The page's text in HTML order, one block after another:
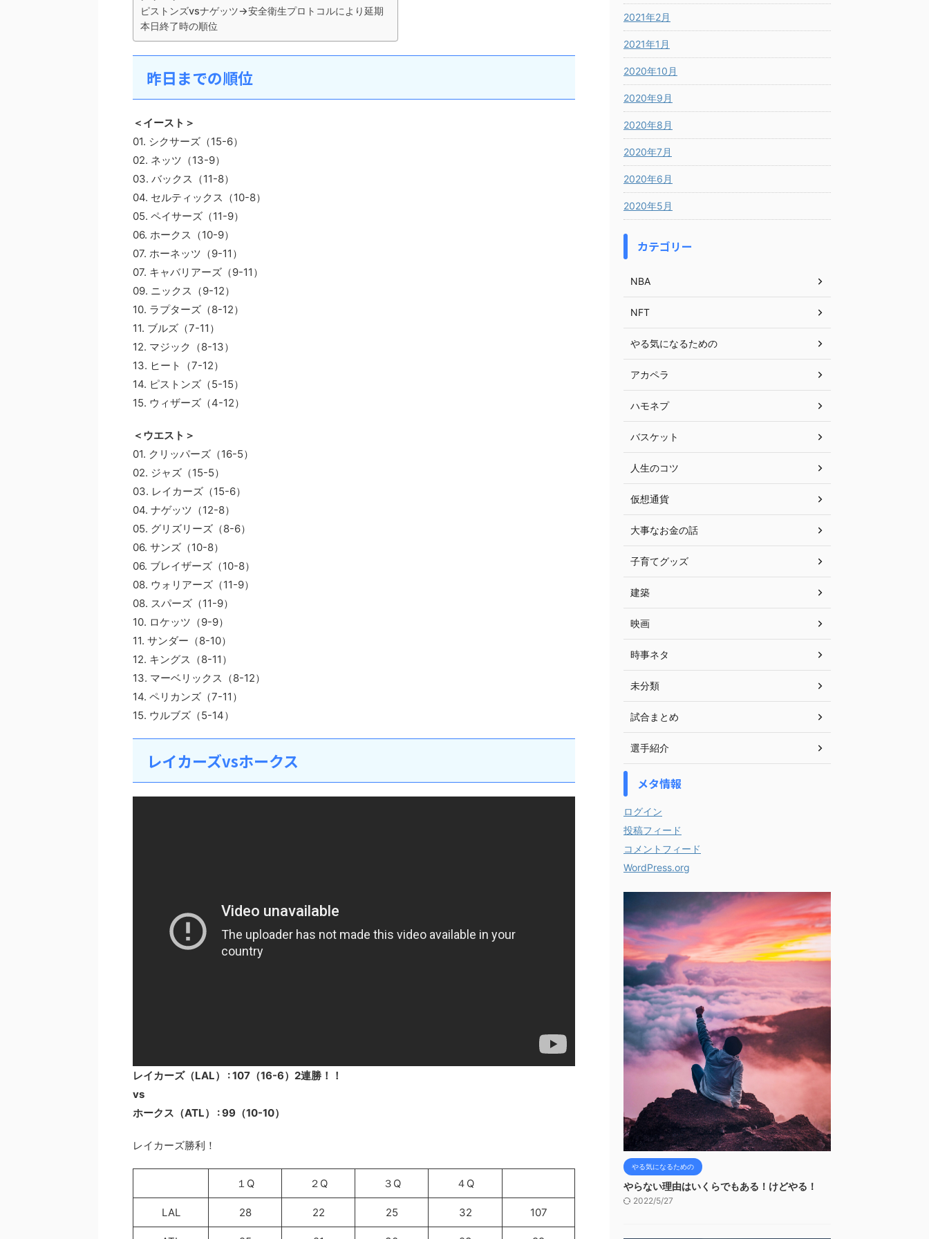
ピストンズvsナゲッツ→安全衛生プロトコルにより延期
本日終了時の順位
昨日までの順位
＜イースト＞
01. シクサーズ（15-6）
02. ネッツ（13-9）
03. バックス（11-8）
04. セルティックス（10-8）
05. ペイサーズ（11-9）
06. ホークス（10-9）
07. ホーネッツ（9-11）
07. キャバリアーズ（9-11）
09. ニックス（9-12）
10. ラプターズ（8-12）
11. ブルズ（7-11）
12. マジック（8-13）
13. ヒート（7-12）
14. ピストンズ（5-15）
15. ウィザーズ（4-12）
＜ウエスト＞
01. クリッパーズ（16-5）
02. ジャズ（15-5）
03. レイカーズ（15-6）
04. ナゲッツ（12-8）
05. グリズリーズ（8-6）
06. サンズ（10-8）
06. ブレイザーズ（10-8）
08. ウォリアーズ（11-9）
08. スパーズ（11-9）
10. ロケッツ（9-9）
11. サンダー（8-10）
12. キングス（8-11）
13. マーベリックス（8-12）
14. ペリカンズ（7-11）
15. ウルブズ（5-14）
レイカーズvsホークス
レイカーズ（LAL） : 107（16-6）2連勝！！
vs
ホークス（ATL） : 99（10-10）
レイカーズ勝利！
１Q ２Q ３Q ４Q
LAL 28 22 25 32 107
2021年2月
2021年1月
2020年10月
2020年9月
2020年8月
2020年7月
2020年6月
2020年5月
カテゴリー
NBA
NFT
やる気になるための
アカペラ
ハモネプ
バスケット
人生のコツ
仮想通貨
大事なお金の話
子育てグッズ
建築
映画
時事ネタ
未分類
試合まとめ
選手紹介
メタ情報
ログイン
投稿フィード
コメントフィード
WordPress.org
やる気になるための
やらない理由はいくらでもある！けどやる！
2022/5/27